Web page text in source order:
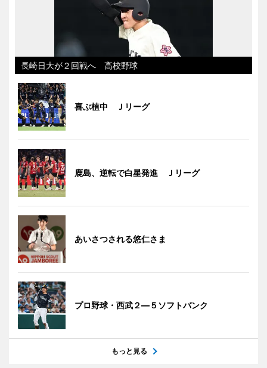
長崎日大が２回戦へ 高校野球
喜ぶ植中 Ｊリーグ
鹿島、逆転で白星発進 Ｊリーグ
あいさつされる悠仁さま
プロ野球・西武２―５ソフトバンク
もっと見る